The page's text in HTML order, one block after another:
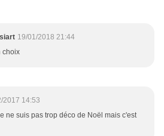
19/01/2018 21:44
choix
2017 14:53
ne suis pas trop déco de Noël mais c'est